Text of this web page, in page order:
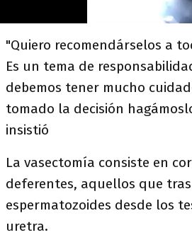
"Quiero recomendárselos a
Es un tema de
debemos tener mucho
tomado la decisión
insistió
La vasectomía consiste en
deferentes, aquellos que
espermatozoides desde los
uretra.